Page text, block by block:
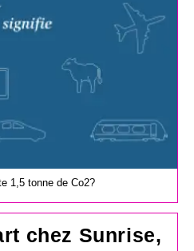
1,5 tonne de Co2?
chez Sunrise,